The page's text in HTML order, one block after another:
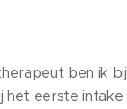
ben ik bij
het eerste intake